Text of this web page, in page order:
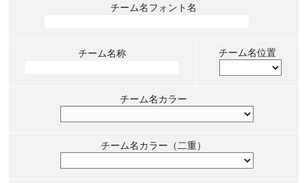
チーム名フォント名
チーム名称 チーム名位置
チーム名カラー
チーム名カラー（二重）